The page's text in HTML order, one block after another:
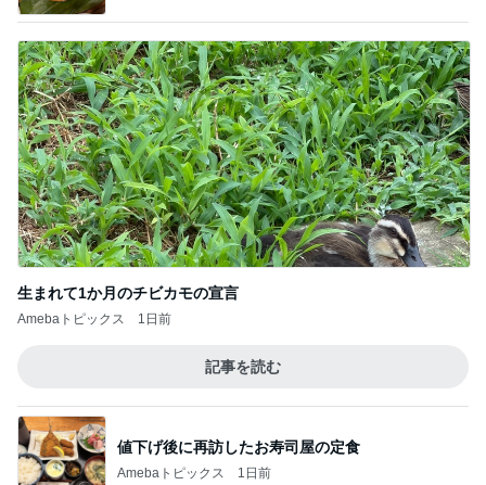
営業マンに渡したお礼とダサい後悔
Amebaトピックス 19時間前
記事を読む
細川直美 coccole冬の新作打合せ
Amebaトピックス 20時間前
Amebaトピックス 2日前
また買いたいと思えるおいしさ
Amebaトピックス 1日前